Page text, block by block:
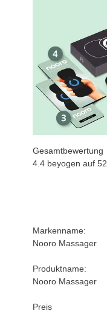
Gesamtbewertung
4.4 beyogen auf52
Markenname:
Nooro Massager
Produktname:
Nooro Massager
Preis